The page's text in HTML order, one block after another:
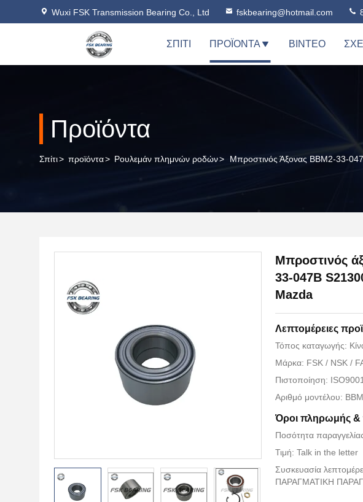
Wuxi FSK Transmission Bearing Co., Ltd fskbearing@hotmail.com
ΣΠΊΤΙ ΠΡΟΪΌΝΤΑ ΒΊΝΤΕΟ
Προϊόντα
Σπίτι> προϊόντα> Ρουλεμάν πλημνών ροδών> Μπροστινός Άξονας BBM2-33-
Μπροστινός
33-047B
Mazda
Λεπτομέρειες
Τόπος καταγωγής:
Μάρκα: FSK / NSK /
Πιστοποίηση:
Αριθμό μοντέλου:
Όροι πληρωμής &
Ποσότητα
Τιμή: Talk in the letter
Συσκευασία
ΠΑΡΑΓΜΑΤΙΚΗ